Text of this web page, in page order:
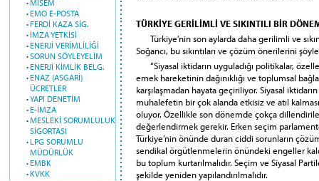
·MİSEM
·EMO E-POSTA
·FERDİ KAZA SİG.
·İMZA YETKİSİ
·ENERJİ VERİMLİLİĞİ
·SORUN SÖYLEYELİM
·ENERJİ KİMLİK BELG.
·ENAZ (ASGARİ)
ÜCRETLER
·YAPI DENETİM
·E-İMZA
·MESLEKİ SORUMLULUK
SİGORTASI
·LPG SORUMLU
MÜDÜRLÜK
·EMBK
·KVKK
TÜRKİYE GERİLİMLİ VE SIKINTILI BİR
Türkiye’nin son aylarda daha gerilimli ve
Soğancı, bu sıkıntıları ve çözüm önerilerini
“Siyasal iktidarın uyguladığı politikalar,
emek hareketinin dağınıklığı ve toplumsal
karşılaşmadan hayata geçiriliyor. Siyasal
muhalefetin bir çok alanda etkisiz ve atıl
oluyor. Özellikle son dönemde çokça
değerlendirmek gerekir. Erken seçim
Türkiye’nin önünde duran ciddi sorunların
sendikal örgütlenmelerin önündeki engeller
bu toplum kurtarılmalıdır. Seçim ve Siyasal
şekilde yeniden yapılandırılmalıdır.